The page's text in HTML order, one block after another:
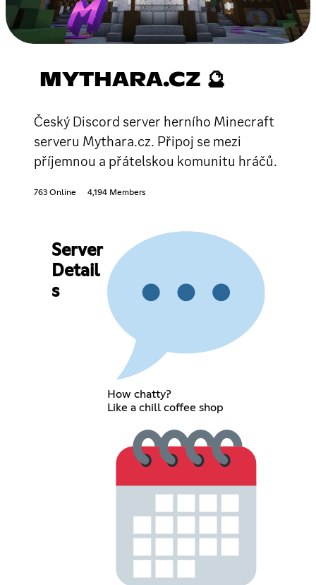
MYTHARA.CZ 🔮
Český Discord server herního Minecraft
serveru Mythara.cz. Připoj se mezi
příjemnou a přátelskou komunitu hráčů.
763 Online 4,194 Members
Server
Detail
s
How chatty?
Like a chill coffee shop